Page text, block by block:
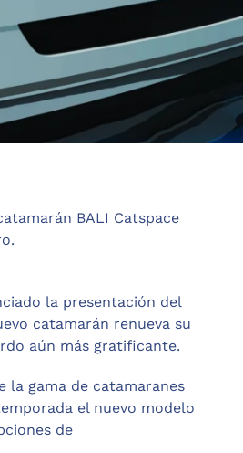
BALI Catspace
la presentación del
catamarán renueva su
aún más gratificante.
la gama de catamaranes
el nuevo modelo
de